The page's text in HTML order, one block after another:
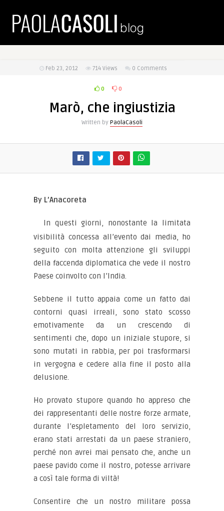
Feb 23, 2012 714 Views 0 Comments
0 0
Marò, che ingiustizia
Written by PaolaCasoli
By L’Anacoreta
In questi giorni, nonostante la limitata
visibilità concessa all’evento dai media, ho
seguito con molta attenzione gli sviluppi
della faccenda diplomatica che vede il nostro
Paese coinvolto con l’India.
Sebbene il tutto appaia come un fatto dai
contorni quasi irreali, sono stato scosso
emotivamente da un crescendo di
sentimenti che, dopo un iniziale stupore, si
sono mutati in rabbia, per poi trasformarsi
in vergogna e cedere alla fine il posto alla
delusione.
Ho provato stupore quando ho appreso che
dei rappresentanti delle nostre forze armate,
durante l’espletamento del loro servizio,
erano stati arrestati da un paese straniero,
perché non avrei mai pensato che, anche un
paese pavido come il nostro, potesse arrivare
a così tale forma di viltà!
Consentire che un nostro militare possa